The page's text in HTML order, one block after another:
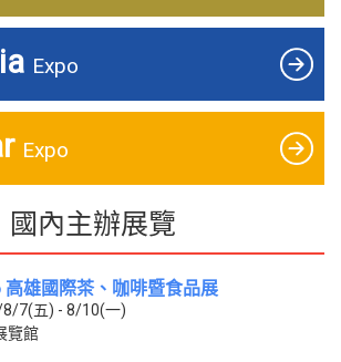
Expo
Expo
國內主辦展覽
高雄國際茶、咖啡暨食品展
7(五) - 8/10(一)
覽館